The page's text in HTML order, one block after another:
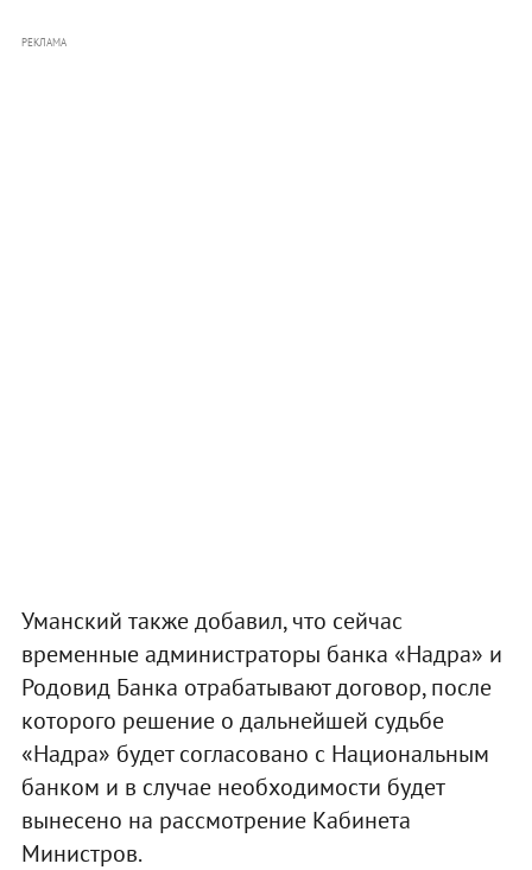
РЕКЛАМА
Уманский также добавил, что сейчас
временные администраторы банка «Надра» и
Родовид Банка отрабатывают договор, после
которого решение о дальнейшей судьбе
«Надра» будет согласовано с Национальным
банком и в случае необходимости будет
вынесено на рассмотрение Кабинета
Министров.